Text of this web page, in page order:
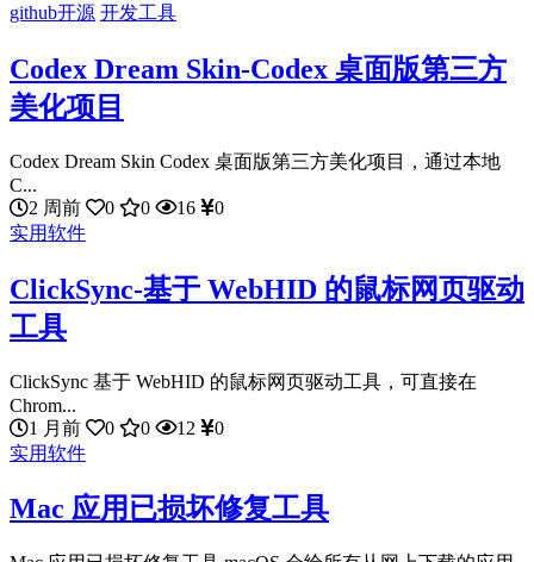
github开源 开发工具
Codex Dream Skin-Codex 桌面版第三方
美化项目
Codex Dream Skin Codex 桌面版第三方美化项目，通过本地
C...
2 周前
0 0 16
0
实用软件
ClickSync-基于 WebHID 的鼠标网页驱动
工具
ClickSync 基于 WebHID 的鼠标网页驱动工具，可直接在
Chrom...
1 月前
0 0 12
0
实用软件
Mac 应用已损坏修复工具